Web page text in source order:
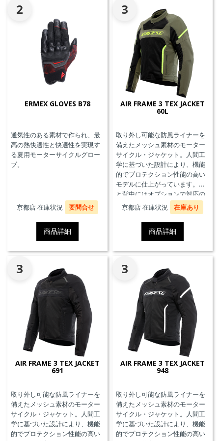
2
ERMEX GLOVES B78
通気性のある素材で作られ、最
高の熱快適性と快適性を実現す
る夏用モーターサイクルグロー
ブ。
京都店 在庫状況 要問合せ
商品詳細
3
AIR FRAME 3 TEX JACKET
60L
取り外し可能な防風ライナーを
備えたメッシュ素材のモーター
サイクル・ジャケット。人間工
学に基づいた設計により、機能
的でプロテクション性能の高い
モデルに仕上がっています。胸
と背中にはオプションで対応の
プロテクターを装着することが
できます。また、防水の内ポケ
ット、EN17092クラスA認証、パ
ンツと接続可能なファスナーを
備えています。
京都店 在庫状況 在庫あり
商品詳細
3
AIR FRAME 3 TEX JACKET
691
取り外し可能な防風ライナーを
備えたメッシュ素材のモーター
サイクル・ジャケット。人間工
学に基づいた設計により、機能
的でプロテクション性能の高い
3
AIR FRAME 3 TEX JACKET
948
取り外し可能な防風ライナーを
備えたメッシュ素材のモーター
サイクル・ジャケット。人間工
学に基づいた設計により、機能
的でプロテクション性能の高い